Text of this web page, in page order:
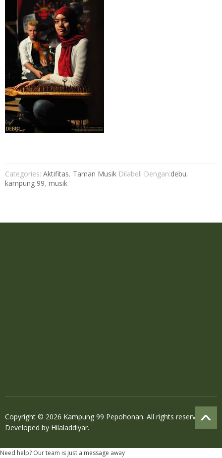
Categories: Aktifitas, Taman Musik Dilabeli Dengan:debu,
kampung 99, musik
Copyright © 2026 Kampung 99 Pepohonan. All rights reserved.
Developed by Hilaladdiyar.
Need help? Our team is just a message away